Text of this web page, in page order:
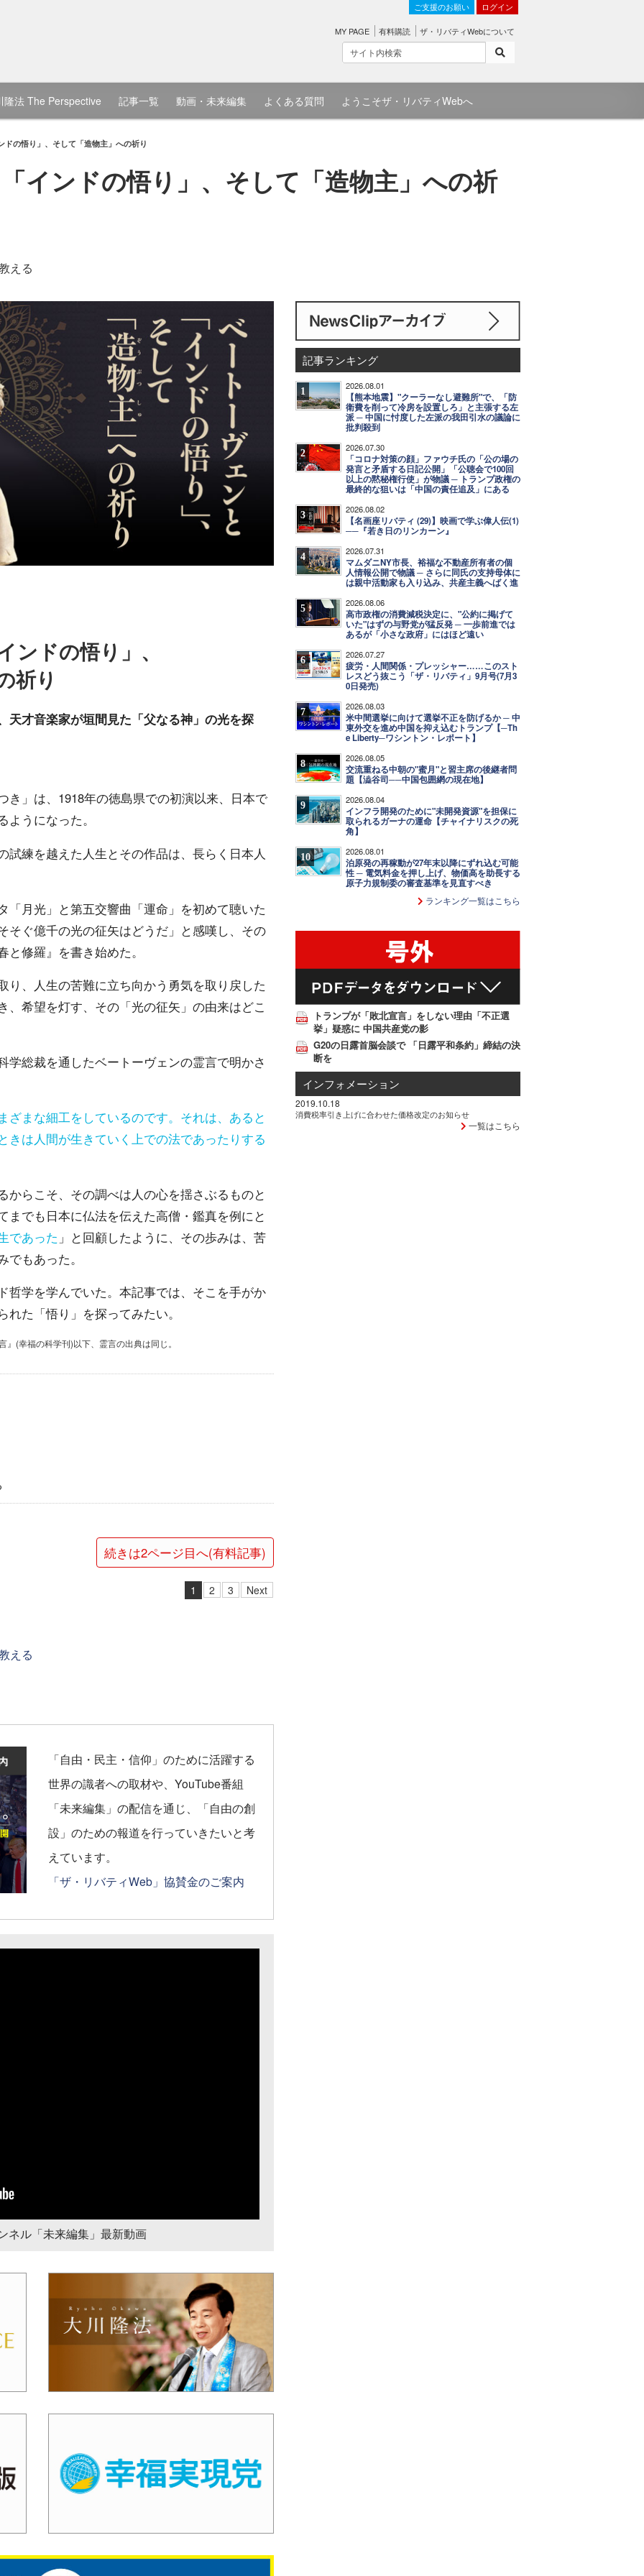
ご支援のお願い ログイン
MY PAGE 有料購読 ザ・リバティWebについて
隆法 The Perspective 記事一覧 動画・未来編集 よくある質問 ようこそザ・リバティWebへ
ドの悟り」、そして「造物主」への祈り
インドの悟り」、そして「造物主」への祈
える
ンドの悟り」、
祈り
天才音楽家が垣間見た「父なる神」の光を探
き」は、1918年の徳島県での初演以来、日本で
うになった。
試練を越えた人生とその作品は、長らく日本人
「月光」と第五交響曲「運命」を初めて聴いた
そぐ億千の光の征矢はどうだ」と感嘆し、その
修羅』を書き始めた。
り、人生の苦難に立ち向かう勇気を取り戻した
、希望を灯す、その「光の征矢」の由来はどこ
学総裁を通したベートーヴェンの霊言で明かさ
ざまな細工をしているのです。それは、あると
きは人間が生きていく上での法であったりする
からこそ、その調べは人の心を揺さぶるものと
までも日本に仏法を伝えた高僧・鑑真を例にと
であった 」と回顧したように、その歩みは、苦
もあった。
哲学を学んでいた。本記事では、そこを手がか
た「悟り」を探ってみたい。
(幸福の科学刊)以下、霊言の出典は同じ。
続きは2ページ目へ(有料記事)
1 2 3 Next
える
「自由・民主・信仰」のために活躍する
世界の識者への取材や、YouTube番組
「未来編集」の配信を通じ、「自由の創
設」のための報道を行っていきたいと考
えています。
「ザ・リバティWeb」協賛金のご案内
ネル「未来編集」最新動画
記事ランキング
1 2026.08.01
【熊本地震】"クーラーなし避難所"で、「防
衛費を削って冷房を設置しろ」と主張する左
派 ─ 中国に忖度した左派の我田引水の議論に
批判殺到
2 2026.07.30
「コロナ対策の顔」ファウチ氏の「公の場の
発言と矛盾する日記公開」「公聴会で100回
以上の黙秘権行使」が物議 ─ トランプ政権の
最終的な狙いは「中国の責任追及」にある
3 2026.08.02
【名画座リバティ (29)】映画で学ぶ偉人伝(1)
──『若き日のリンカーン』
4 2026.07.31
マムダニNY市長、裕福な不動産所有者の個
人情報公開で物議 ─ さらに同氏の支持母体に
は親中活動家も入り込み、共産主義へばく進
5 2026.08.06
高市政権の消費減税決定に、"公約に掲げて
いた"はずの与野党が猛反発 ─ 一歩前進では
あるが「小さな政府」にはほど遠い
6 2026.07.27
疲労・人間関係・プレッシャー……このスト
レスどう抜こう「ザ・リバティ」9月号(7月3
0日発売)
7 2026.08.03
米中間選挙に向けて選挙不正を防げるか ─ 中
東外交を進め中国を抑え込むトランプ【─Th
e Liberty─ワシントン・レポート】
8 2026.08.05
交流重ねる中朝の"蜜月"と習主席の後継者問
題【澁谷司──中国包囲網の現在地】
9 2026.08.04
インフラ開発のために"未開発資源"を担保に
取られるガーナの運命【チャイナリスクの死
角】
10 2026.08.01
泊原発の再稼動が27年末以降にずれ込む可能
性 ─ 電気料金を押し上げ、物価高を助長する
原子力規制委の審査基準を見直すべき
ランキング一覧はこちら
トランプが「敗北宣言」をしない理由「不正選
挙」疑惑に 中国共産党の影
G20の日露首脳会談で 「日露平和条約」締結の決
断を
インフォメーション
2019.10.18
消費税率引き上げに合わせた価格改定のお知らせ
一覧はこちら